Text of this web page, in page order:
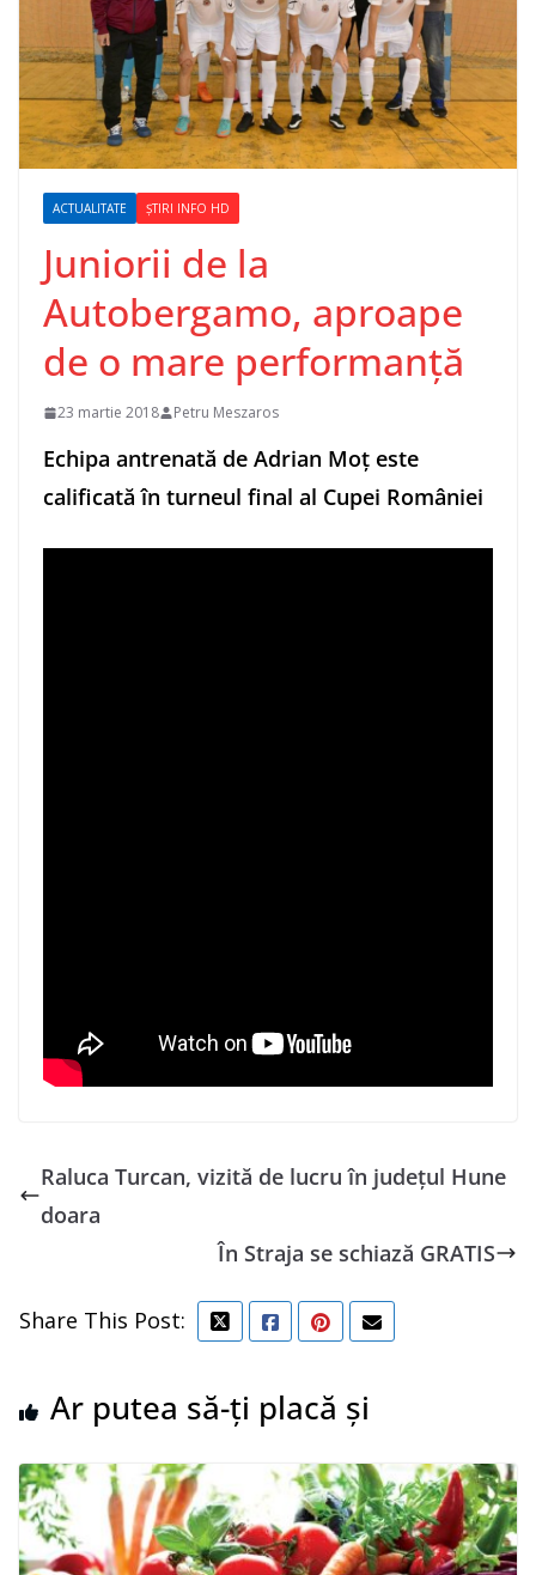
ACTUALITATE ȘTIRI INFO HD
Juniorii de la
Autobergamo, aproape
de o mare performanță
23 martie 2018 Petru Meszaros
Echipa antrenată de Adrian Moț este
calificată în turneul final al Cupei României
Raluca Turcan, vizită de lucru în județul Hune
doara
În Straja se schiază GRATIS
Share This Post:
Ar putea să-ți placă și